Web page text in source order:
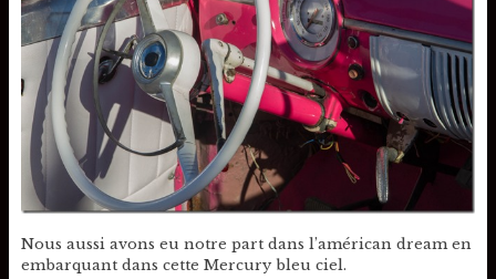
Nous aussi avons eu notre part dans l’américan dream en
embarquant dans cette Mercury bleu ciel.